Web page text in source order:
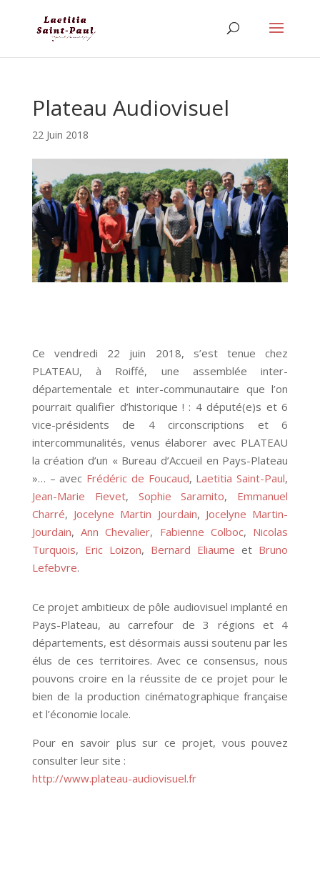
Plateau Audiovisuel
22 Juin 2018
Ce vendredi 22 juin 2018, s’est tenue chez
PLATEAU, à Roiffé, une assemblée inter-
départementale et inter-communautaire que l’on
pourrait qualifier d’historique ! : 4 député(e)s et 6
vice-présidents de 4 circonscriptions et 6
intercommunalités, venus élaborer avec PLATEAU
la création d’un « Bureau d’Accueil en Pays-Plateau
»… – avec Frédéric de Foucaud, Laetitia Saint-Paul,
Jean-Marie Fievet, Sophie Saramito, Emmanuel
Charré, Jocelyne Martin Jourdain, Jocelyne Martin-
Jourdain,Ann Chevalier, Fabienne Colboc, Nicolas
Turquois, Eric Loizon, Bernard Eliaume et Bruno
Lefebvre.
Ce projet ambitieux de pôle audiovisuel implanté en
Pays-Plateau, au carrefour de 3 régions et 4
départements, est désormais aussi soutenu par les
élus de ces territoires. Avec ce consensus, nous
pouvons croire en la réussite de ce projet pour le
bien de la production cinématographique française
et l’économie locale.
Pour en savoir plus sur ce projet, vous pouvez
consulter leur site :
http://www.plateau-audiovisuel.fr